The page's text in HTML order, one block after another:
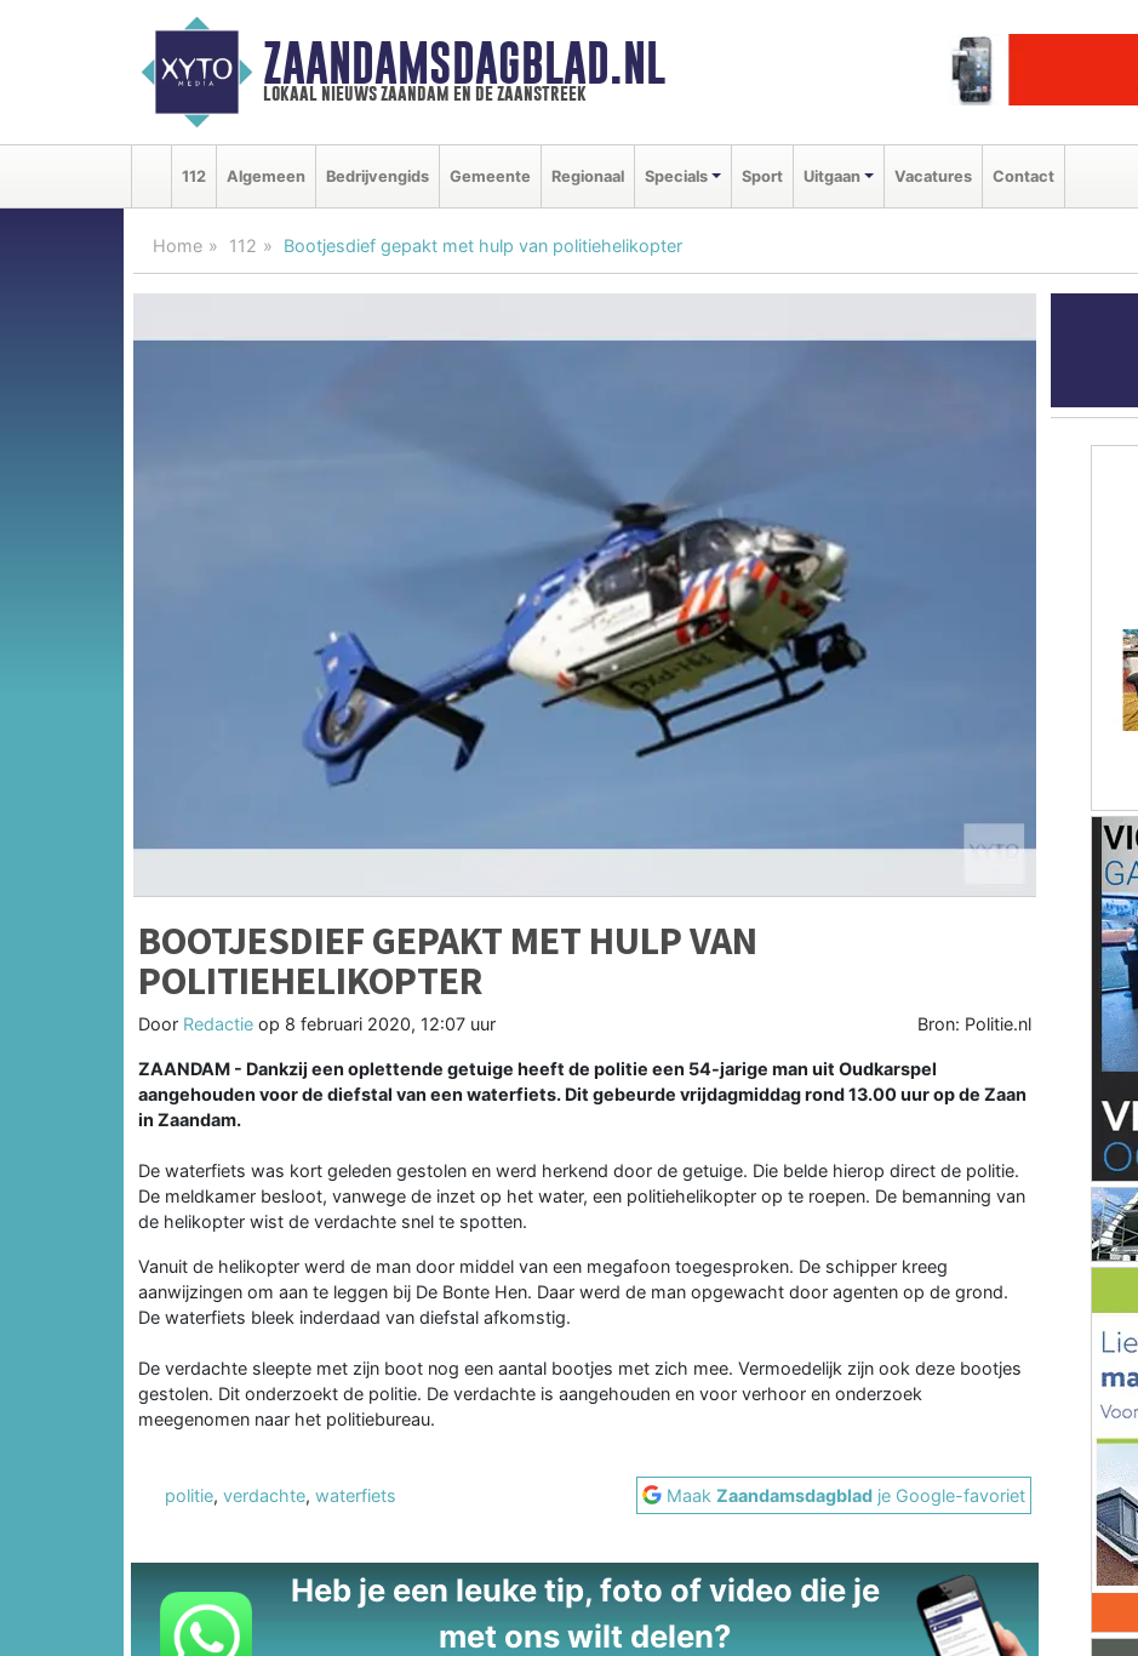
ZAANDAMSDAGBLAD.NL
lokaal nieuws zaandam en de zaanstreek
112 Algemeen Bedrijvengids Gemeente Regionaal Specials Sport Uitgaan Vacatures Contact
Home 112 Bootjesdief gepakt met hulp van politiehelikopter
BOOTJESDIEF GEPAKT MET HULP VAN
POLITIEHELIKOPTER
Door Redactie op 8 februari 2020, 12:07 uur Bron: Politie.nl
ZAANDAM - Dankzij een oplettende getuige heeft de politie een 54-jarige man uit Oudkarspel
aangehouden voor de diefstal van een waterfiets. Dit gebeurde vrijdagmiddag rond 13.00 uur op de Zaan
in Zaandam.
De waterfiets was kort geleden gestolen en werd herkend door de getuige. Die belde hierop direct de politie.
De meldkamer besloot, vanwege de inzet op het water, een politiehelikopter op te roepen. De bemanning van
de helikopter wist de verdachte snel te spotten.
Vanuit de helikopter werd de man door middel van een megafoon toegesproken. De schipper kreeg
aanwijzingen om aan te leggen bij De Bonte Hen. Daar werd de man opgewacht door agenten op de grond.
De waterfiets bleek inderdaad van diefstal afkomstig.
De verdachte sleepte met zijn boot nog een aantal bootjes met zich mee. Vermoedelijk zijn ook deze bootjes
gestolen. Dit onderzoekt de politie. De verdachte is aangehouden en voor verhoor en onderzoek
meegenomen naar het politiebureau.
politie, verdachte, waterfiets MaakZaandamsdagblad je Google-favoriet
Heb je een leuke tip, foto of video die je
met ons wilt delen?